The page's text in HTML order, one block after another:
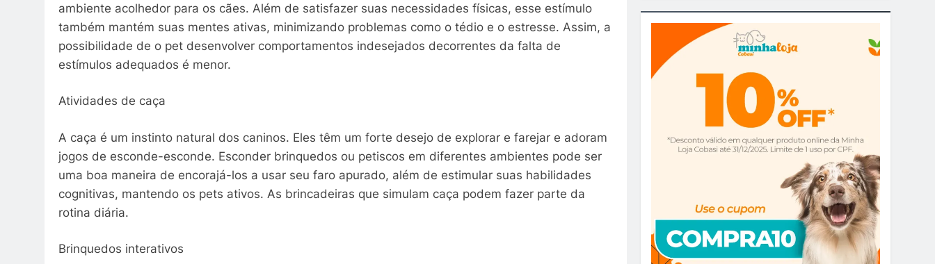
ambiente acolhedor para os cães. Além de satisfazer suas necessidades físicas, esse estímulo
também mantém suas mentes ativas, minimizando problemas como o tédio e o estresse. Assim, a
possibilidade de o pet desenvolver comportamentos indesejados decorrentes da falta de
estímulos adequados é menor.
Atividades de caça
A caça é um instinto natural dos caninos. Eles têm um forte desejo de explorar e farejar e adoram
jogos de esconde-esconde. Esconder brinquedos ou petiscos em diferentes ambientes pode ser
uma boa maneira de encorajá-los a usar seu faro apurado, além de estimular suas habilidades
cognitivas, mantendo os pets ativos. As brincadeiras que simulam caça podem fazer parte da
rotina diária.
Brinquedos interativos